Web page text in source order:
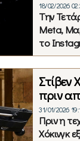
18/02/2026
Την
Meta,
το
Στίβεν
πριν
31/01/2026
Πριν η
Χόκινγκ